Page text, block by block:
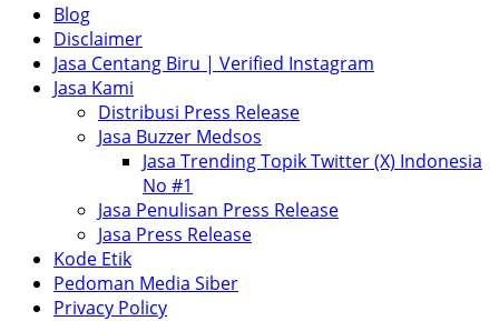
Blog
Disclaimer
Jasa Centang Biru | Verified Instagram
Jasa Kami
Distribusi Press Release
Jasa Buzzer Medsos
Jasa Trending Topik Twitter (X) Indonesia
No #1
Jasa Penulisan Press Release
Jasa Press Release
Kode Etik
Pedoman Media Siber
Privacy Policy